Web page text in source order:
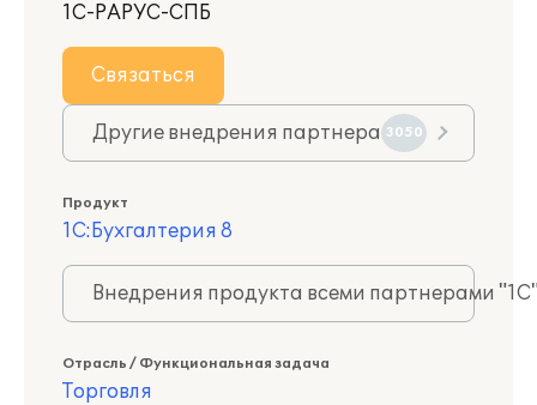
1С-РАРУС-СПБ
Связаться
Другие внедрения партнера 3050
Продукт
1С:Бухгалтерия 8
Внедрения продукта всеми партнерами
Отрасль / Функциональная задача
Торговля